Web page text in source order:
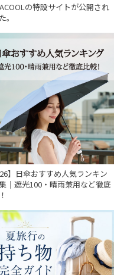
の特設サイトが公開され
。
】日傘おすすめ人気ランキン
｜遮光100・晴雨兼用など徹底